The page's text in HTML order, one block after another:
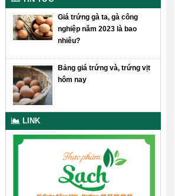
Giá trứng gà ta, gà công
nghiệp năm 2023 là bao
nhiêu?
Bảng giá trứng và, trứng vịt
hôm nay
LINK